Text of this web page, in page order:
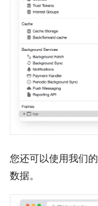
您还可以使用我们的
数据。